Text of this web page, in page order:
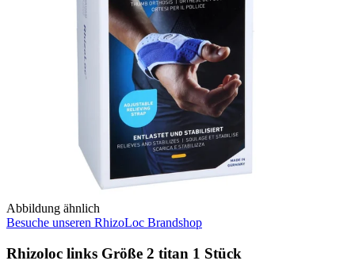
Abbildung ähnlich
Besuche unseren RhizoLoc Brandshop
Rhizoloc links Größe 2 titan 1 Stück